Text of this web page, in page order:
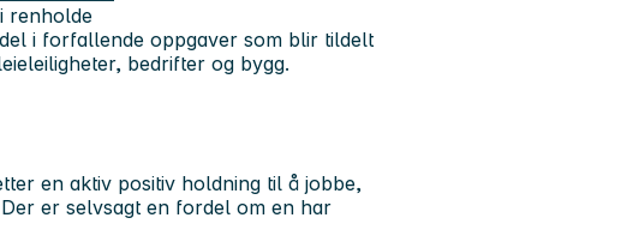
renholde
i forfallende oppgaver som blir tildelt
bedrifter og bygg.
en aktiv positiv holdning til å jobbe,
er selvsagt en fordel om en har